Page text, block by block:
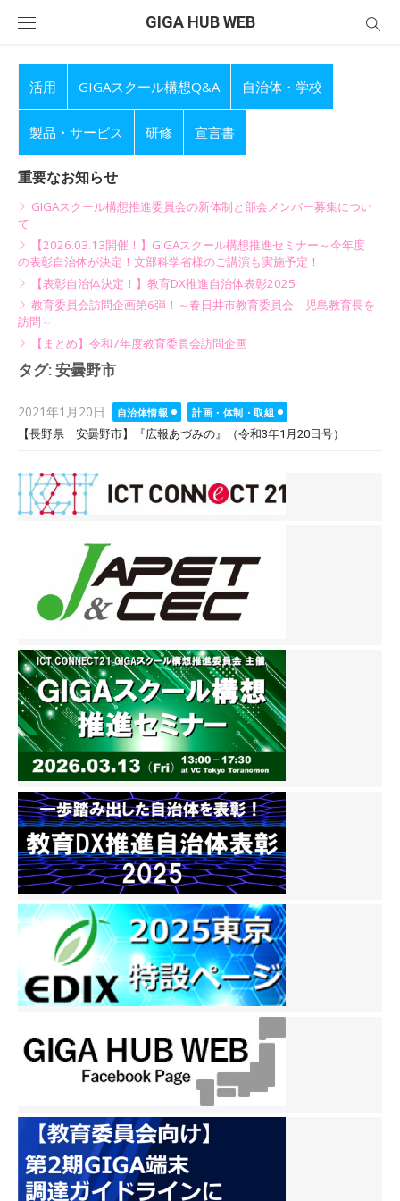
GIGA HUB WEB
活用 GIGAスクール構想Q&A 自治体・学校
製品・サービス 研修 宣言書
重要なお知らせ
GIGAスクール構想推進委員会の新体制と部会メンバー募集につい
て
【2026.03.13開催！】GIGAスクール構想推進セミナー～今年度
の表彰自治体が決定！文部科学省様のご講演も実施予定！
【表彰自治体決定！】教育DX推進自治体表彰2025
教育委員会訪問企画第6弾！～春日井市教育委員会 児島教育長を
訪問～
【まとめ】令和7年度教育委員会訪問企画
タグ: 安曇野市
Posted
on
2021年1月20日 自治体情報
計画・体制・取組
【長野県 安曇野市】『広報あづみの』（令和3年1月20日号）